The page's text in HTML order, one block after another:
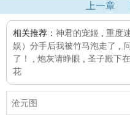
上一章
相关推荐： 神君的宠姬 重度
娱）分手后我被竹马泡走了
了！
炮灰请睁眼 圣子殿下
花